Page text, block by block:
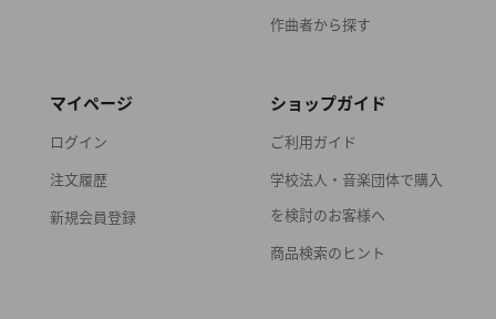
作曲者から探す
マイページ
ログイン
注文履歴
新規会員登録
ショップガイド
ご利用ガイド
学校法人・音楽団体で購入
を検討のお客様へ
商品検索のヒント